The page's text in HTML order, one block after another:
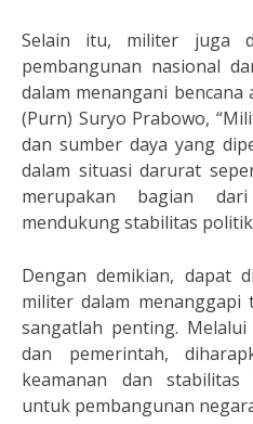
Selain itu, militer juga
pembangunan nasional
dalam menangani
(Purn) Suryo Prabowo,
dan sumber daya yang
dalam situasi darurat
merupakan bagian
mendukung stabilitas
Dengan demikian, dapat
militer dalam
sangatlah penting.
dan pemerintah,
keamanan dan
untuk pembangunan